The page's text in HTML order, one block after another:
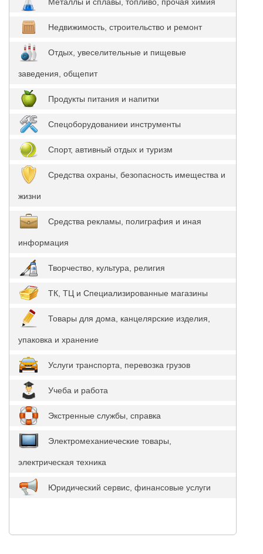
Недвижимость, строительство и ремонт
Отдых, увеселительные и пищевые
заведения, общепит
Продукты питания и напитки
Спецоборудованиеи инструменты
Спорт, автивный отдых и туризм
Средства охраны, безопасность имещества и
жизни
Средства рекламы, полиграфия и иная
информация
Творчество, культура, религия
ТК, ТЦ и Специализированные магазины
Товары для дома, канцелярские изделия,
упаковка и хранение
Услуги транспорта, перевозка грузов
Учеба и работа
Экстренные службы, справка
Электромеханиеческие товары,
электрическая техника
Юридический сервис, финансовые услуги